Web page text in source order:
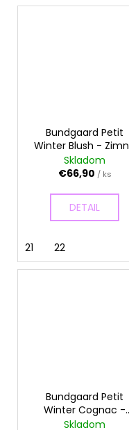
Bundgaard Petit
Winter Blush -
topánky
Skladom
€66,90 / ks
DETAIL
21 22
Bundgaard Petit
Winter Cognac -
Zimné topánky
Skladom